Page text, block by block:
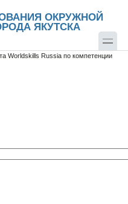
ОКРУЖНОЙ
ЯКУТСКА
Worldskills Russia по компетенции